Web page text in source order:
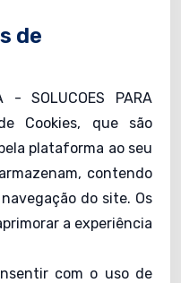
de
- SOLUCOES PARA
Cookies, que são
plataforma ao seu
contendo
do site. Os
a experiência
com o uso de